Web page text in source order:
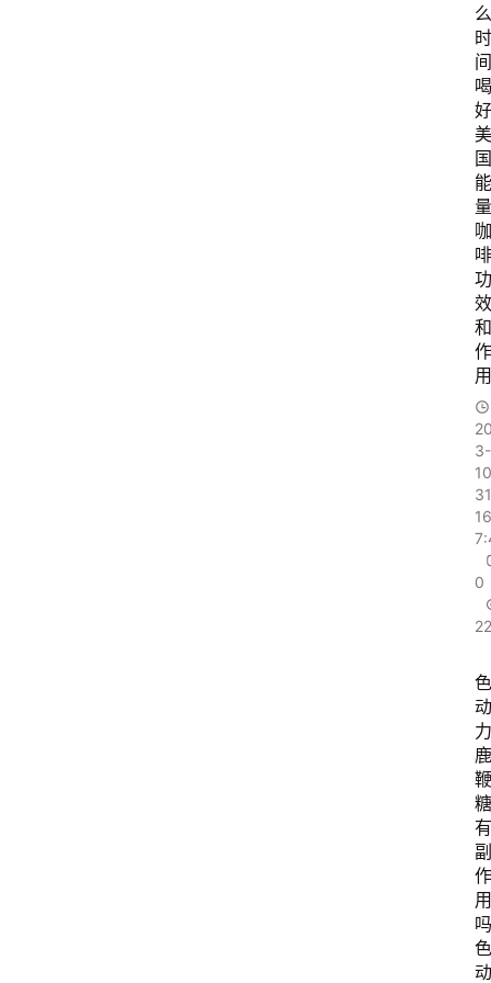
么
时
间
喝
美
能
量
咖
啡
功
效
和
作
用
3-
31
0
色
动
力
鹿
鞭
糖
有
副
作
用
色
动